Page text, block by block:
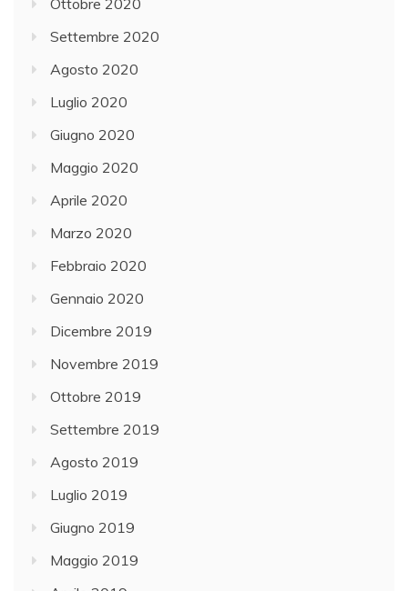
Ottobre 2020
Settembre 2020
Agosto 2020
Luglio 2020
Giugno 2020
Maggio 2020
Aprile 2020
Marzo 2020
Febbraio 2020
Gennaio 2020
Dicembre 2019
Novembre 2019
Ottobre 2019
Settembre 2019
Agosto 2019
Luglio 2019
Giugno 2019
Maggio 2019